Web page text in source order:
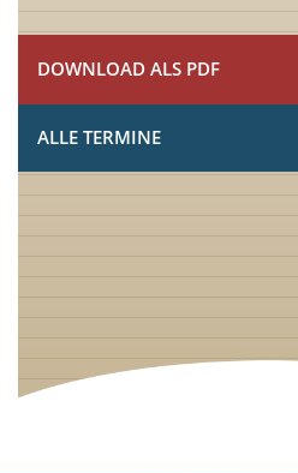
DOWNLOAD ALS PDF
ALLE TERMINE